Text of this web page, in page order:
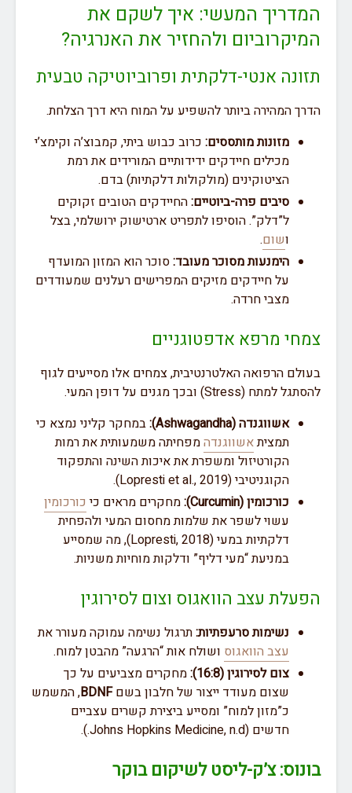
המדריך המעשי: איך לשקם את
המיקרוביום ולהחזיר את האנרגיה?
תזונה אנטי-דלקתית ופרוביוטיקה טבעית
הדרך המהירה ביותר להשפיע על המוח היא דרך הצלחת.
מזונות מותססים: כרוב כבוש ביתי, קמבוצ’ה וקימצ’י
מכילים חיידקים ידידותיים המורידים את רמת
הציטוקינים (מולקולות דלקתיות) בדם.
סיבים פרה-ביוטיים:החיידקים הטובים זקוקים
ל”דלק”. הוסיפו לתפריט ארטישוק ירושלמי, בצל
ושום.
הימנעות מסוכר מעובד:סוכר הוא המזון המועדף
על חיידקים מזיקים המפרישים רעלנים שמעודדים
מצבי חרדה.
צמחי מרפא אדפטוגניים
בעולם הרפואה האלטרנטיבית, צמחים אלו מסייעים לגוף
להסתגל למתח (Stress) ובכך מגנים על דופן המעי.
אשווגנדה (Ashwagandha):
במחקר קליני נמצא כי
תמציתאשווגנדהמפחיתה משמעותית את רמות
הקורטיזול ומשפרת את איכות השינה והתפקוד
הקוגניטיבי (Lopresti et al., 2019).
כורכומין (Curcumin):
מחקרים מראים כי כורכומין
עשוי לשפר את שלמות מחסום המעי ולהפחית
דלקתיות במעי (Lopresti, 2018), מה שמסייע
במניעת “מעי דליף” ודלקות מוחיות משניות.
הפעלת עצב הוואגוס וצום לסירוגין
נשימות סרעפתיות:תרגול נשימה עמוקה מעורר את
עצב הוואגוס ושולח אות “הרגעה” מהבטן למוח.
צום לסירוגין (16:8):
מחקרים מצביעים על כך
שצום מעודד ייצור של חלבון בשםBDNF, המשמש
כ”מזון למוח” ומסייע ביצירת קשרים עצביים
חדשים (Johns Hopkins Medicine, n.d.).
בונוס: צ’ק-ליסט לשיקום בוקר